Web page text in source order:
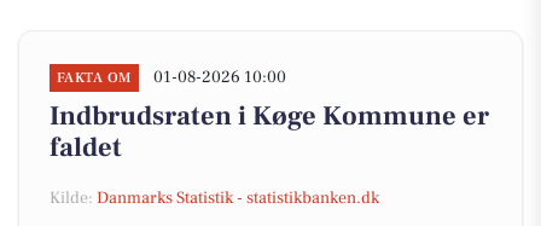
FAKTA OM 01-08-2026 10:00
Indbrudsraten i Køge Kommune er
faldet
Kilde: Danmarks Statistik - statistikbanken.dk